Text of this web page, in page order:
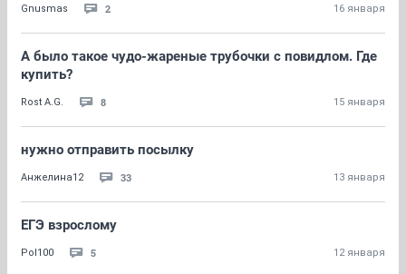
Gnusmas 2 16 января
А было такое чудо-жареные трубочки с повидлом. Где
купить?
Rost A.G. 8 15 января
нужно отправить посылку
Анжелина12 33 13 января
ЕГЭ взрослому
Pol100 5 12 января